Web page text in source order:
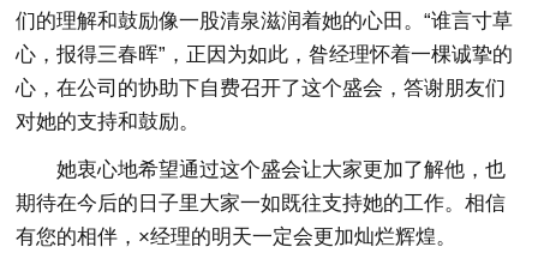
们的理解和鼓励像一股清泉滋润着她的心田。“谁言寸草
心，报得三春晖”，正因为如此，昝经理怀着一棵诚挚的
心，在公司的协助下自费召开了这个盛会，答谢朋友们
对她的支持和鼓励。
她衷心地希望通过这个盛会让大家更加了解他，也
期待在今后的日子里大家一如既往支持她的工作。相信
有您的相伴，×经理的明天一定会更加灿烂辉煌。